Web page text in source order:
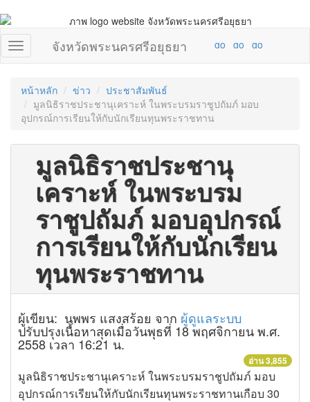
จังหวัดพระนครศรีอยุธยา
หน้าหลัก ข่าว
ประชาสัมพันธ์
มูลนิธิราชประชานุเคราะห์ ในพระบรมราชูปถัมภ์ มอบ
อุปกรณ์การเรียนให้กับนักเรียนทุนพระราชทาน
มูลนิธิราชประชานุ
เคราะห์ ในพระบรม
ราชูปถัมภ์ มอบอุปกรณ์
การเรียนให้กับนักเรียน
ทุนพระราชทาน
ผู้เขียน: นพพร แสงสร้อย จาก ผู้ดูแลระบบ
ปรับปรุงเนื้อหาสุดเมื่อวันพุธที่ 18 พฤศจิกายน พ.ศ.
2558 เวลา 16:21 น.
อ่าน 3,855
มูลนิธิราชประชานุเคราะห์ ในพระบรมราชูปถัมภ์ มอบ
อุปกรณ์การเรียนให้กับนักเรียนทุนพระราชทานเกือบ 30